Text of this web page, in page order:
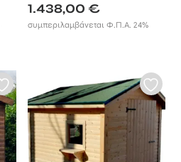
1.438,00€
συμπεριλαμβάνεται Φ.Π.Α. 24%